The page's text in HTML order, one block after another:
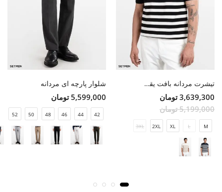
تیشرت مردانه بافت یقه گرد
3,639,300 تومان
5,199,000 تومان
M
L
XL
2XL
3XL
شلوار پارچه ای مردانه
5,599,000 تومان
42
44
46
48
50
52